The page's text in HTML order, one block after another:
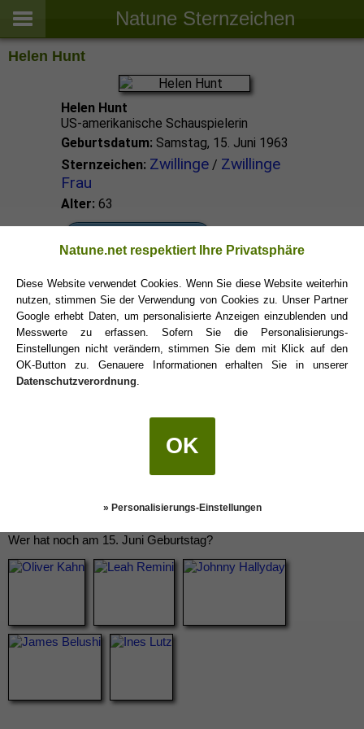
Natune Sternzeichen
Helen Hunt
Helen Hunt
US-amerikanische Schauspielerin
Geburtsdatum: Samstag, 15. Juni 1963
Sternzeichen: Zwillinge/ Zwillinge
Frau
Alter: 63
Zwillinge Sternzeichen
Wer hat noch am 15. Juni Geburtstag?
Natune.net respektiert Ihre Privatsphäre
Diese Website verwendet Cookies. Wenn Sie diese Website weiterhin
nutzen, stimmen Sie der Verwendung von Cookies zu. Unser Partner
Google erhebt Daten, um personalisierte Anzeigen einzublenden und
Messwerte zu erfassen. Sofern Sie die Personalisierungs-
Einstellungen nicht verändern, stimmen Sie dem mit Klick auf den
OK-Button zu. Genauere Informationen erhalten Sie in unserer
Datenschutzverordnung.
OK
» Personalisierungs-Einstellungen